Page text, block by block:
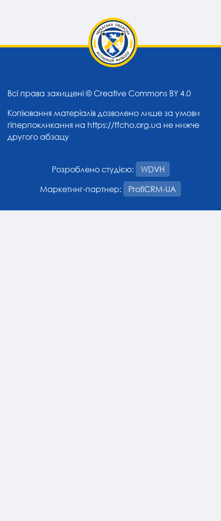
Всі права захищені © Creative Commons BY 4.0
Копіювання матеріалів дозволено лише за умови
гіперпокликання на https://ffcho.org.ua не нижче
другого абзацу
Розроблено студією:
WDVH
Маркетинг-партнер:
ProfiCRM-UA